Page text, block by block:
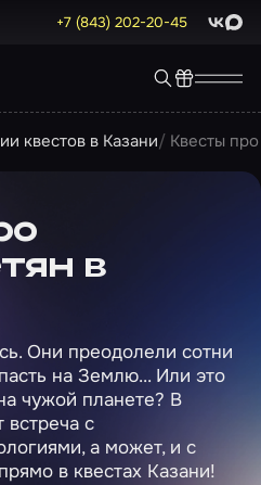
+7 (843) 202-20-45 Max
квестов в Казани Квесты
в
Они преодолели сотни
на Землю... Или это
чужой планете? В
с
а может, и с
в квестах Казани!